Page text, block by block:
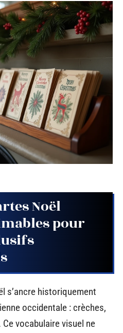
Noël
pour
s’ancre historiquement
occidentale : crèches,
vocabulaire visuel ne